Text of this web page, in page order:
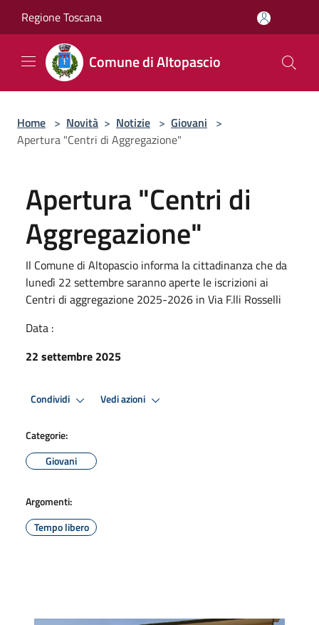
Regione Toscana
Comune di Altopascio
Home > Novità > Notizie > Giovani >
Apertura "Centri di Aggregazione"
Apertura "Centri di
Aggregazione"
Il Comune di Altopascio informa la cittadinanza che da
lunedì 22 settembre saranno aperte le iscrizioni ai
Centri di aggregazione 2025-2026 in Via F.lli Rosselli
Data :
22 settembre 2025
Condividi Vedi azioni
Categorie:
Giovani
Argomenti:
Tempo libero